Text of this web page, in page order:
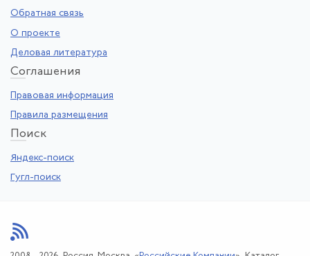
Обратная связь
О проекте
Деловая литература
Соглашения
Правовая информация
Правила размещения
Поиск
Яндекс-поиск
Гугл-поиск